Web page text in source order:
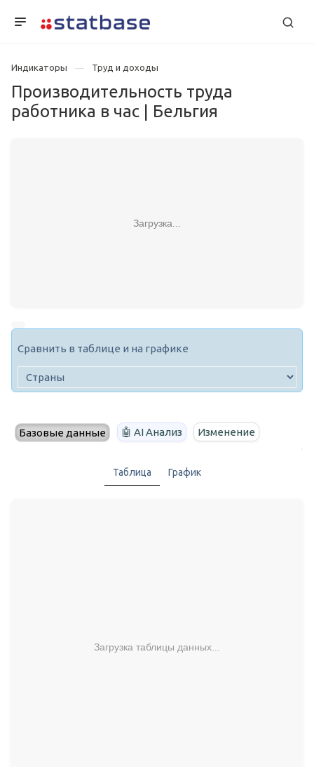
Индикаторы Труд и доходы
Производительность труда
работника в час | Бельгия
Загрузка...
Сравнить в таблице и на графике
Базовые данные 🤖 AI Анализ Изменение
Таблица График
Загрузка таблицы данных...